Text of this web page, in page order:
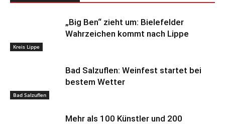
Kreis Lippe
„Big Ben“ zieht um: Bielefelder
Wahrzeichen kommt nach Lippe
Bad Salzuflen
Bad Salzuflen: Weinfest startet bei
bestem Wetter
Mehr als 100 Künstler und 200